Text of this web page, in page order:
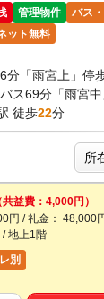
管理物件
バス
ット無料
分「雨宮上」停
ス69分「雨宮
徒歩22分
共益費：4,000円）
円 / 礼金： 48,000
/ 地上1階
別